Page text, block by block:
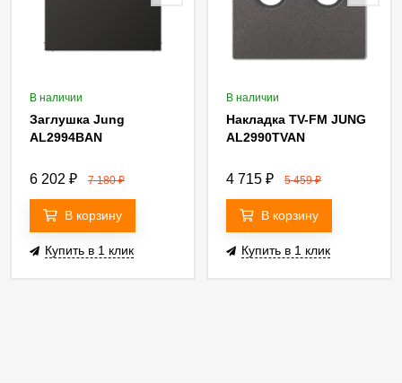
В наличии
Заглушка Jung
AL2994BAN
6 202 ₽ 7 180₽
В корзину
Купить в 1 клик
В наличии
Накладка TV-FM JUNG
AL2990TVAN
4 715 ₽ 5 459₽
В корзину
Купить в 1 клик